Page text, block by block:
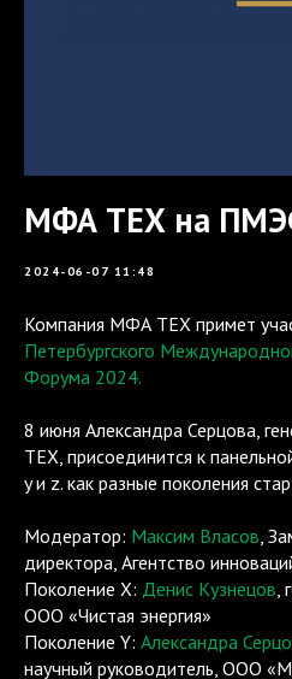
МФА ТЕХ на
2024-06-07 11:48
Компания МФА ТЕХ примет
Петербургского
Форума 2024.
8 июня Александра Серцова,
ТЕХ, присоединится к
y и z. как разные поколения
Модератор: Максим Власов,
директора, Агентство
Поколение X: Денис Кузнецов,
ООО «Чистая энергия»
Поколение Y: Александра
научный руководитель, ООО